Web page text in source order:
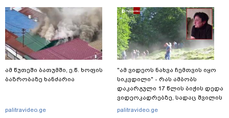
ამ წუთეში ბათუმში, ე.წ. ხოფის
ბაზრობაზე ხანძარია
palitravideo.ge
"ამ ვიდეოს ნახვა ჩემთვის იყო
სიკვდილი" - რას ამბობს
დაკარგული 17 წლის ბიჭის დედა
ვიდეოკადრებზე, სადაც შვილის
განწირული ვედრების ხმა
palitravideo.ge